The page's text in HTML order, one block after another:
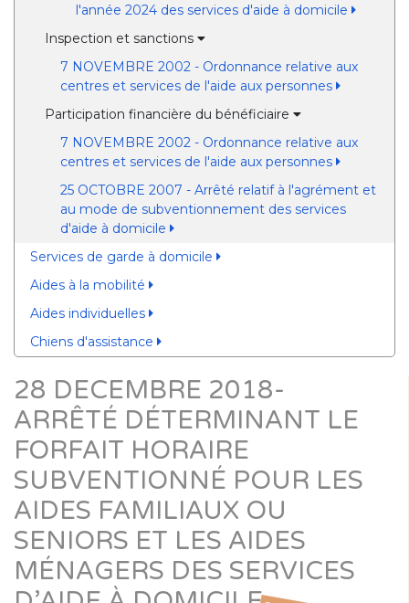
l'année 2024 des services d'aide à domicile
Inspection et sanctions
7 NOVEMBRE 2002 - Ordonnance relative aux
centres et services de l'aide aux personnes
Participation financière du bénéficiaire
7 NOVEMBRE 2002 - Ordonnance relative aux
centres et services de l'aide aux personnes
25 OCTOBRE 2007 - Arrêté relatif à l'agrément et
au mode de subventionnement des services
d'aide à domicile
Services de garde à domicile
Aides à la mobilité
Aides individuelles
Chiens d'assistance
28 DECEMBRE 2018-
ARRÊTÉ DÉTERMINANT LE
FORFAIT HORAIRE
SUBVENTIONNÉ POUR LES
AIDES FAMILIAUX OU
SENIORS ET LES AIDES
MÉNAGERS DES SERVICES